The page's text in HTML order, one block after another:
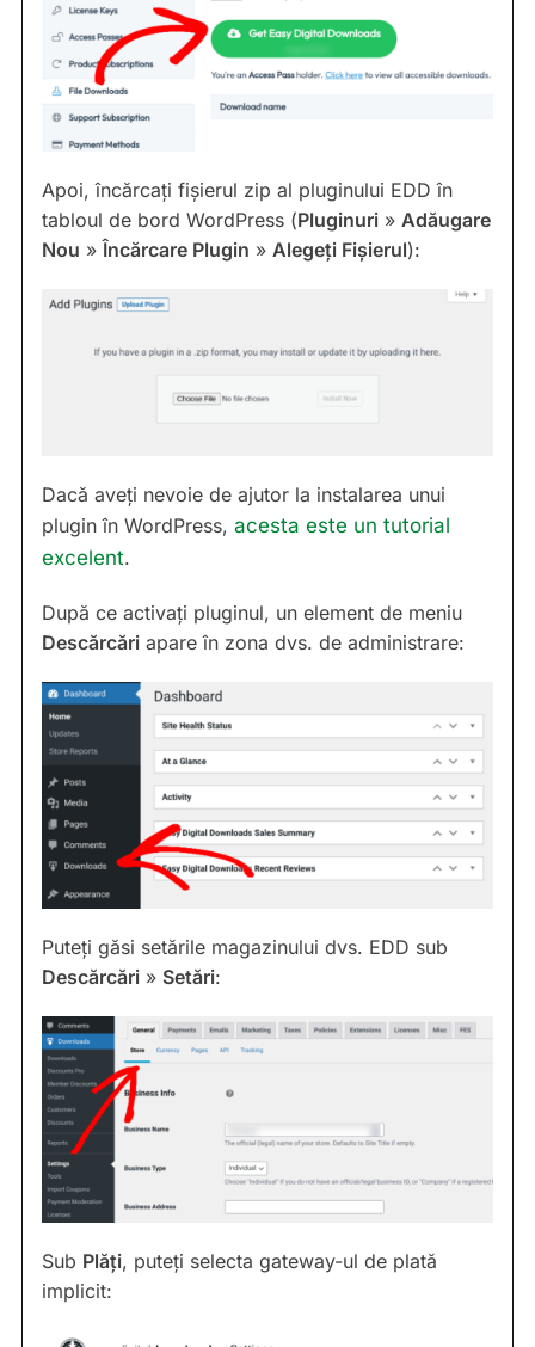
Apoi, încărcați fișierul zip al pluginului EDD în
tabloul de bord WordPress (Pluginuri » Adăugare
Nou »Încărcare Plugin » Alegeți Fișierul):
Dacă aveți nevoie de ajutor la instalarea unui
plugin în WordPress, acesta este un tutorial
excelent.
După ce activați pluginul, un element de meniu
Descărcări apare în zona dvs. de administrare:
Puteți găsi setările magazinului dvs. EDD sub
Descărcări » Setări:
Sub Plăți, puteți selecta gateway-ul de plată
implicit: